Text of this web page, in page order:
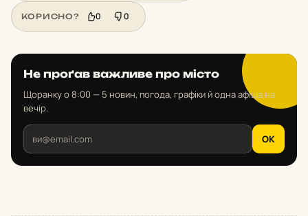
КОРИСНО? 0 0
Не проґав важливе про місто
Щоранку о 8:00 — 5 новин, погода, графіки й одна афіша на
вечір.
OK